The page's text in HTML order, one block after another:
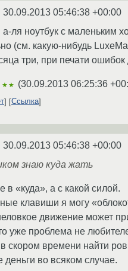
30.09.2013 05:46:38 +00:00
а-ля ноутбук с маленьким
(см. какую-нибудь
три, при печати
(30.09.2013 06:25:36
Ссылка
30.09.2013 05:46:38 +00:00
знаю куда жать
в «куда», а с какой силой.
клавиши я могу
движение может
уже проблема не
скором времени найти
во всяком случае.